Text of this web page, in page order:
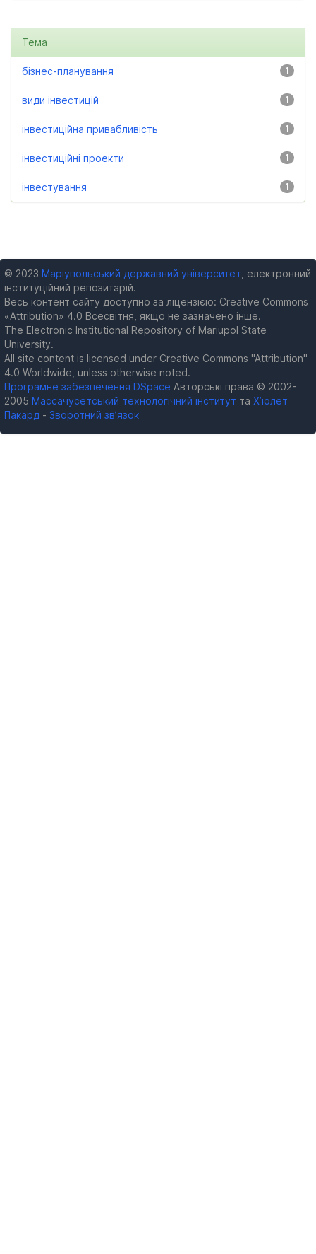
Тема
1
бізнес-планування
1
види інвестицій
1
інвестиційна привабливість
1
інвестиційні проекти
1
інвестування
© 2023 Маріупольський державний університет , електронний
інституційний репозитарій.
Весь контент сайту доступно за ліцензією: Creative Commons
«Attribution» 4.0 Всесвітня, якщо не зазначено інше.
The Electronic Institutional Repository of Mariupol State
University.
All site content is licensed under Creative Commons "Attribution"
4.0 Worldwide, unless otherwise noted.
Програмне забезпечення DSpace Авторські права © 2002-
2005 Массачусетський технологічний інститут та Х’юлет
Пакард - Зворотний зв’язок